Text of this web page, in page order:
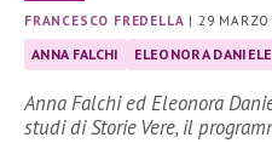
FRANCESCO FREDELLA | 29
ANNA FALCHI ELEONORA DANIELE
Anna Falchi ed Eleonora
studi di Storie Vere, il